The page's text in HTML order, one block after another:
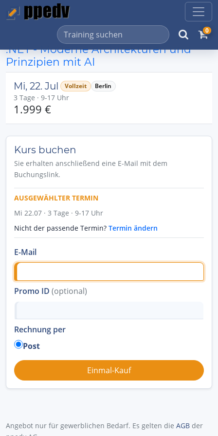
0
.NET - Moderne Architekturen und
Prinzipien mit AI
Mi, 22. Jul Vollzeit Berlin
3 Tage · 9-17 Uhr
1.999 €
Kurs buchen
Sie erhalten anschließend eine E-Mail mit dem
Buchungslink.
AUSGEWÄHLTER TERMIN
Mi 22.07 · 3 Tage · 9-17 Uhr
Nicht der passende Termin? Termin ändern
E-Mail
Promo ID (optional)
Rechnung per
Post
Angebot nur für gewerblichen Bedarf. Es gelten die AGB der